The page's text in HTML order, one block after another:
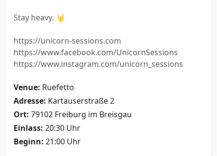
Stay heavy. 🤘
https://unicorn-sessions.com
https://www.facebook.com/UnicornSessions
https://www.instagram.com/unicorn_sessions
Venue: Ruefetto
Adresse: Kartäuserstraße 2
Ort: 79102 Freiburg im Breisgau
Einlass: 20:30 Uhr
Beginn: 21:00 Uhr